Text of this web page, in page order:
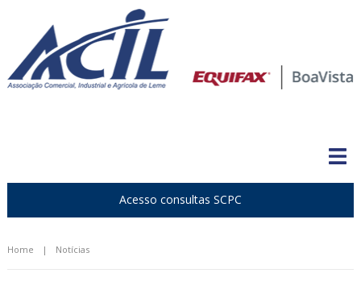
Acesso consultas SCPC
Home | Notícias